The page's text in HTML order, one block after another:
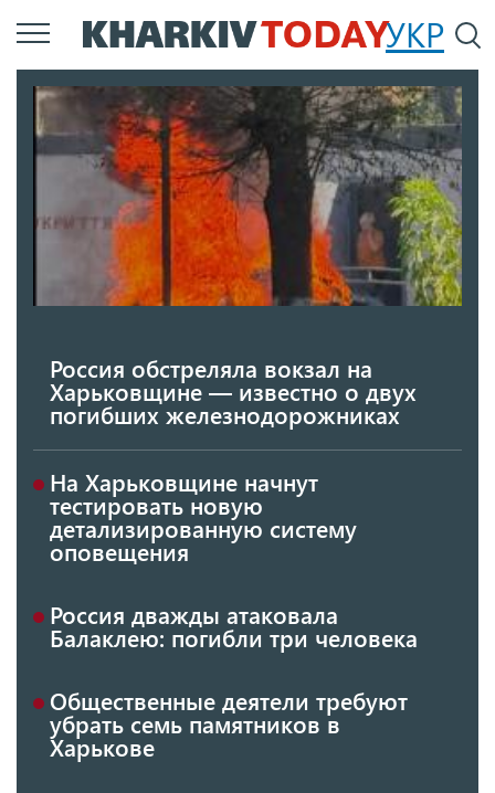
Перейти
к
содержанию
УКР
Россия обстреляла вокзал на
Харьковщине — известно о двух
погибших железнодорожниках
На Харьковщине начнут
тестировать новую
детализированную систему
оповещения
Россия дважды атаковала
Балаклею: погибли три человека
Общественные деятели требуют
убрать семь памятников в
Харькове